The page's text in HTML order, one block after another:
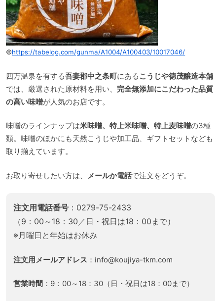
©https://tabelog.com/gunma/A1004/A100403/10017046/
四万温泉を有する吾妻郡中之条町にあるこうじや徳茂醸造本舗
では、厳選された原材料を用い、 完全無添加にこだわった品質
の高い味噌が人気のお店です。
味噌のラインナップは米味噌、特上米味噌、特上麦味噌の3種
類。味噌のほかにも天然こうじや加工品、ギフトセットなども
取り揃えています。
お取り寄せしたい方は、 メールか電話で注文をどうぞ。
注文用電話番号：0279-75-2433
（9：00～18：30／日・祝日は18：00まで）
※月曜日と年始はお休み
注文用メールアドレス ：info@koujiya-tkm.com
営業時間 ：9：00～18：30（日・祝日は18：00まで）